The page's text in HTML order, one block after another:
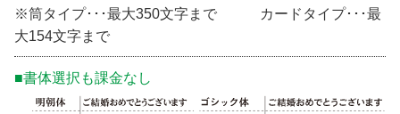
※筒タイプ･･･最大350文字まで カードタイプ･･･最
大154文字まで
■書体選択も課金なし